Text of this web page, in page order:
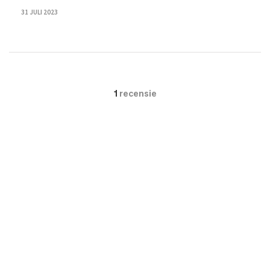
31 JULI 2023
1 recensie